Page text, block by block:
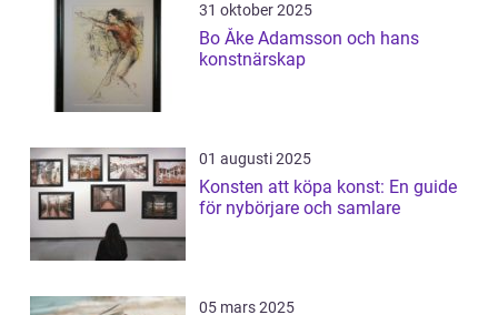
31 oktober 2025
Bo Åke Adamsson och hans
konstnärskap
01 augusti 2025
Konsten att köpa konst: En guide
för nybörjare och samlare
05 mars 2025